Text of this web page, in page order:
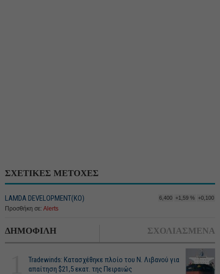
ΣΧΕΤΙΚΕΣ ΜΕΤΟΧΕΣ
LAMDA DEVELOPMENT(ΚΟ) 6,400 +1,59 % +0,100
Προσθήκη σε: Alerts
ΔΗΜΟΦΙΛΗ ΣΧΟΛΙΑΣΜΕΝΑ
Tradewinds: Κατασχέθηκε πλοίο του Ν. Λιβανού για
απαίτηση $21,5 εκατ. της Πειραιώς